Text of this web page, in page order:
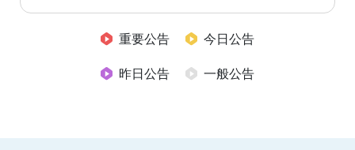
重要公告
今日公告
昨日公告
一般公告